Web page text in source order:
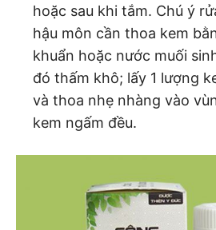
hoặc sau khi tắm. Chú ý
hậu môn cần thoa kem
khuẩn hoặc nước muối
đó thấm khô; lấy 1 lượng
và thoa nhẹ nhàng vào
kem ngấm đều.